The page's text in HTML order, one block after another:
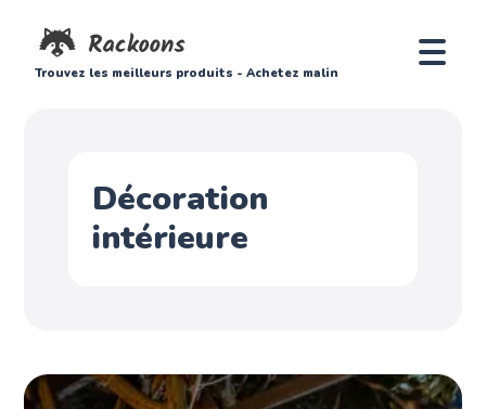
Trouvez les meilleurs produits - Achetez malin
Décoration
intérieure